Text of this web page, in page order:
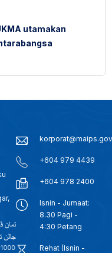
utamakan
+604 979 4439
+604 978 2400
Isnin - Jumaat:
8.30 Pagi -
4:30 Petang
Rehat (Isnin -